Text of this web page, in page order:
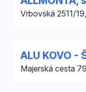
Vrbovská 2511/
ALU KOVO -
Majerská cesta